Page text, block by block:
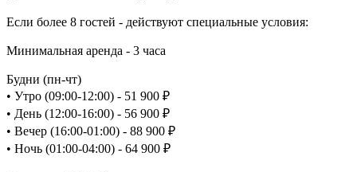
Если более 8 гостей - действуют специальные условия:
Минимальная аренда - 3 часа
Будни (пн-чт)
• Утро (09:00-12:00) - 51 900 ₽
• День (12:00-16:00) - 56 900 ₽
• Вечер (16:00-01:00) - 88 900 ₽
• Ночь (01:00-04:00) - 64 900 ₽